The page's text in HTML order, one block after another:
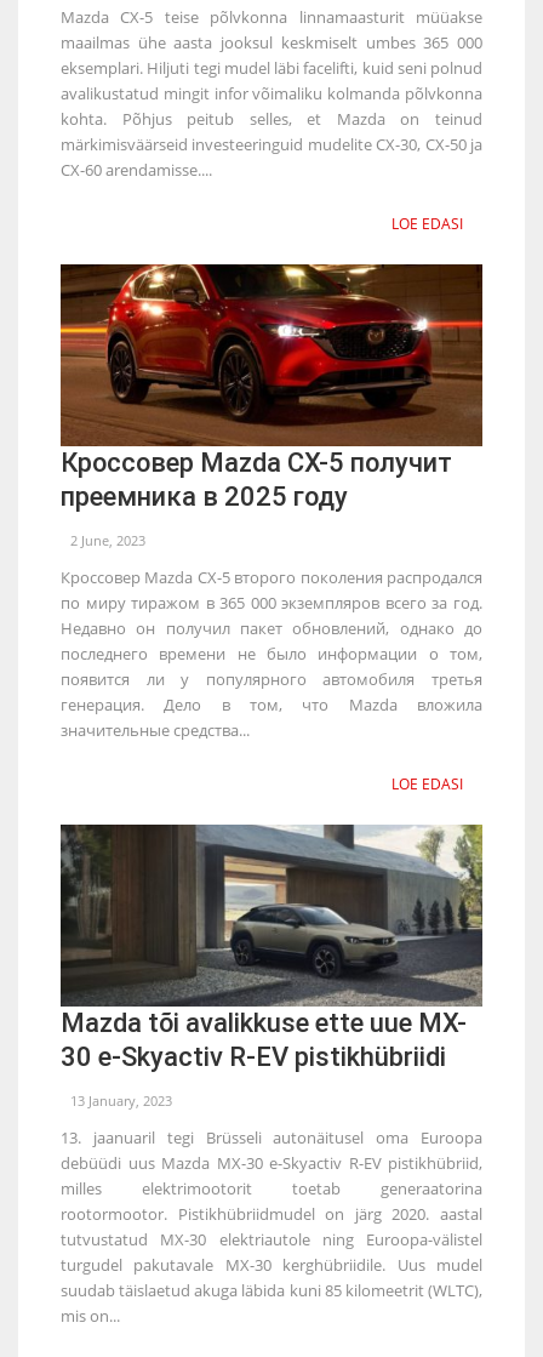
Mazda CX-5 teise põlvkonna linnamaasturit müüakse
maailmas ühe aasta jooksul keskmiselt umbes 365 000
eksemplari. Hiljuti tegi mudel läbi facelifti, kuid seni polnud
avalikustatud mingit infor võimaliku kolmanda põlvkonna
kohta. Põhjus peitub selles, et Mazda on teinud
märkimisväärseid investeeringuid mudelite CX-30, CX-50 ja
CX-60 arendamisse....
LOE EDASI
Кроссовер Mazda CX-5 получит
преемника в 2025 году
2 June, 2023
Кроссовер Mazda CX-5 второго поколения распродался
по миру тиражом в 365 000 экземпляров всего за год.
Недавно он получил пакет обновлений, однако до
последнего времени не было информации о том,
появится ли у популярного автомобиля третья
генерация. Дело в том, что Mazda вложила
значительные средства...
LOE EDASI
Mazda tõi avalikkuse ette uue MX-
30 e-Skyactiv R-EV pistikhübriidi
13 January, 2023
13. jaanuaril tegi Brüsseli autonäitusel oma Euroopa
debüüdi uus Mazda MX-30 e-Skyactiv R-EV pistikhübriid,
milles elektrimootorit toetab generaatorina
rootormootor. Pistikhübriidmudel on järg 2020. aastal
tutvustatud MX-30 elektriautole ning Euroopa-välistel
turgudel pakutavale MX-30 kerghübriidile. Uus mudel
suudab täislaetud akuga läbida kuni 85 kilomeetrit (WLTC),
mis on...